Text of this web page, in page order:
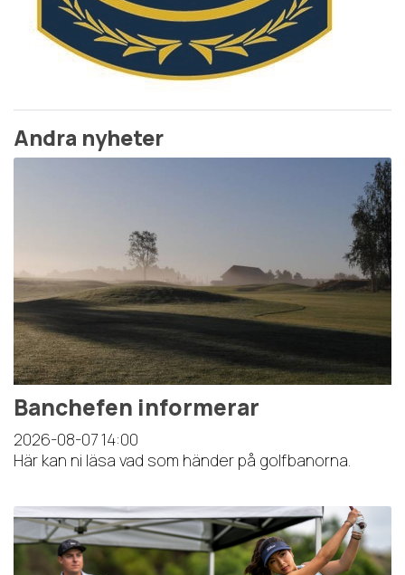
Andra nyheter
Banchefen informerar
2026-08-0714:00
Här kan ni läsa vad som händer på golfbanorna.